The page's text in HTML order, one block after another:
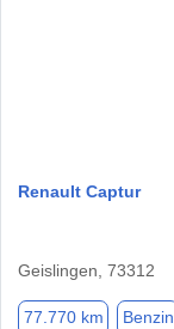
Renault Captur
Geislingen, 73312
77.770 km Benzin